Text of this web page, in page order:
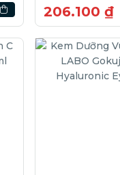
206.100 ₫